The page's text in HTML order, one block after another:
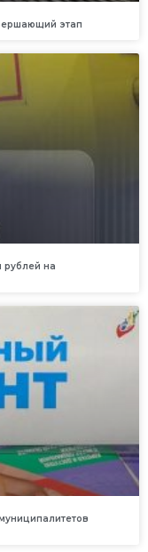
этап
рублей на